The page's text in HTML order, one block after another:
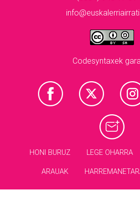
Codesyntaxek
HONI BURUZ LEGE OHARRA
ARAUAK